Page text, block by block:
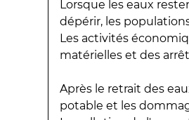
Lorsque les eaux
dépérir, les
Les activités
matérielles et des
Après le retrait des
potable et les